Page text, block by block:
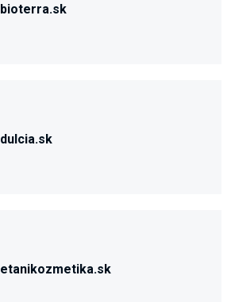
bioterra.sk
dulcia.sk
etanikozmetika.sk